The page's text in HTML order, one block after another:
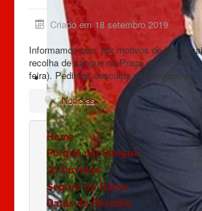
Criado em 18 setembro 2019
Informamos que, por motivos de força
recolha de sangue na Praça do Almada,
feira). Pedimos desculpa pelo incomodo.
Notícias
Home
Porquê dar Sangue
20 Dúvidas
Seguro do Dador
Datas de Recolha